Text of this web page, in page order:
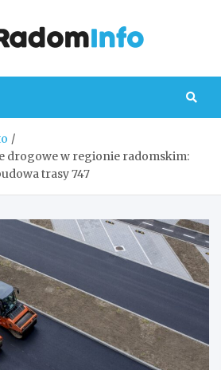
drogowe w regionie radomskim:
trasy 747